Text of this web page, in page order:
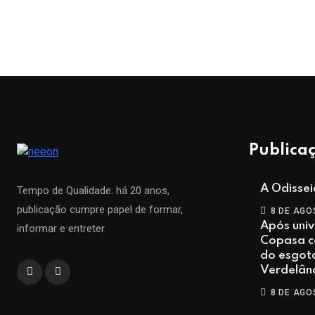
Tempo de Qualidade: há 20 anos,
publicação cumpre papel de formar,
informar e entreter
A
8 DE
Após
Copasa
do
8 DE